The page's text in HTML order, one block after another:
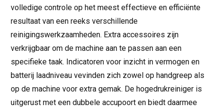
volledige controle op het meest effectieve en efficiënte
resultaat van een reeks verschillende
reinigingswerkzaamheden. Extra accessoires zijn
verkrijgbaar om de machine aan te passen aan een
specifieke taak. Indicatoren voor inzicht in vermogen en
batterij laadniveau vevinden zich zowel op handgreep als
op de machine voor extra gemak. De hogedrukreiniger is
uitgerust met een dubbele accupoort en biedt daarmee